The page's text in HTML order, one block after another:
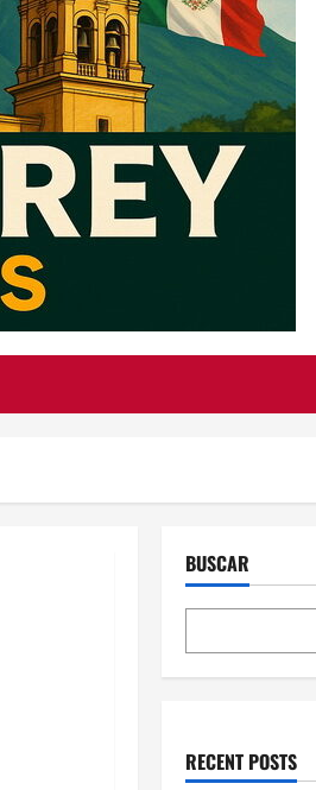
BUSCAR
RECENT POSTS